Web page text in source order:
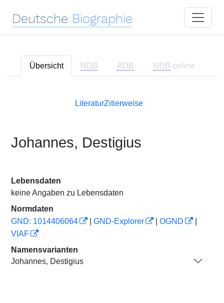
Deutsche Biographie
Übersicht NDB ADB NDB-online
LiteraturZitierweise
Johannes, Destigius
Lebensdaten
keine Angaben zu Lebensdaten
Normdaten
GND: 1014406064
GND-Explorer OGND
VIAF
Namensvarianten
Johannes, Destigius